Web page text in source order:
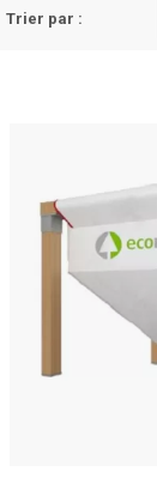
Trier par :